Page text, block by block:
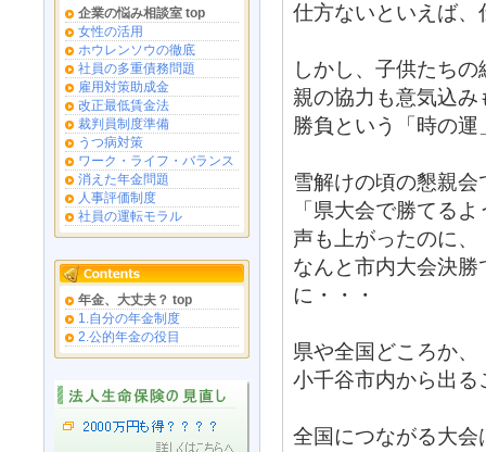
企業の悩み相談室 top
女性の活用
ホウレンソウの徹底
社員の多重債務問題
雇用対策助成金
改正最低賃金法
裁判員制度準備
うつ病対策
ワーク・ライフ・バランス
消えた年金問題
人事評価制度
社員の運転モラル
年金、大丈夫？ top
1.自分の年金制度
2.公的年金の役目
仕方ないといえば、
しかし、子供たち
親の協力も意気込み
勝負という「時の
雪解けの頃の懇親会
「県大会で勝てる
声も上がったのに、
なんと市内大会決
に・・・
県や全国どころか、
小千谷市内から出
全国につながる大会